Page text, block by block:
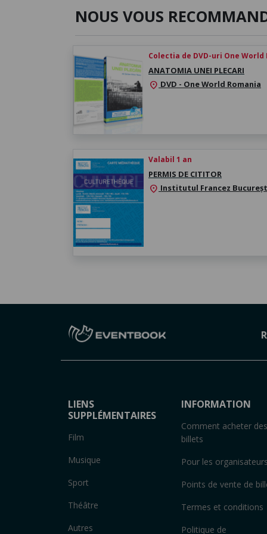
NOUS VOUS
Colectia de DVD-uri One World
ANATOMIA UNEI PLECARI
location_on DVD - One World Romania
Valabil 1 an
PERMIS DE CITITOR
location_on Institutul Francez
LIENS
SUPPLÉMENTAIRES
Film
Musique
Sport
Théâtre
Autres
INFORMATION
Comment acheter des
billets
Pour les
Points de vente de
Termes et conditions
Politique de